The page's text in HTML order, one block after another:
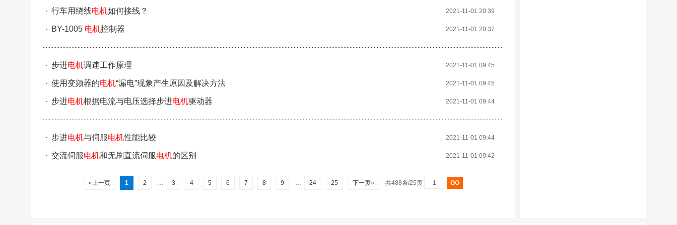
2021-11-01 20:39
行车用绕线电机如何接线？
2021-11-01 20:37
BY-1005 电机控制器
2021-11-01 09:45
步进电机调速工作原理
2021-11-01 09:45
使用变频器的电机“漏电”现象产生原因及解决方法
2021-11-01 09:44
步进电机根据电流与电压选择步进电机驱动器
2021-11-01 09:44
步进电机与伺服电机性能比较
2021-11-01 09:42
交流伺服电机和无刷直流伺服电机的区别
«上一页 1 2 … 3 4 5 6 7 8 9 … 24 25 下一页» 共488条/25页